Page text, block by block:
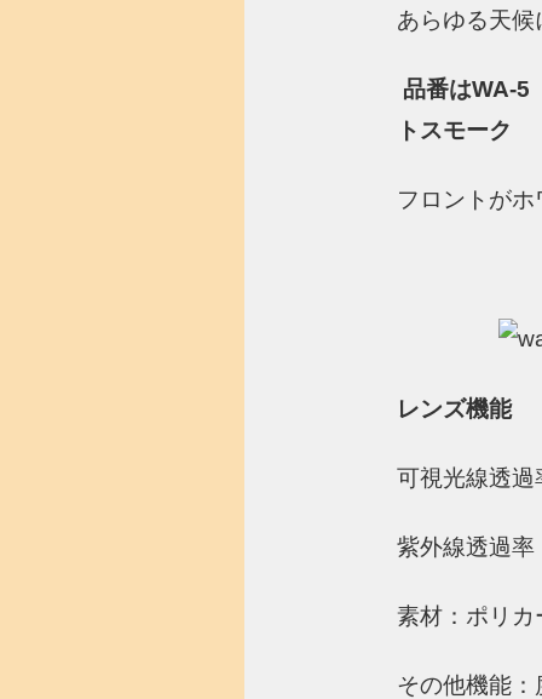
あらゆる天
品番はWA-5
トスモーク
フロントが
レンズ機能
可視光線透過
紫外線透過率
素材：ポリカ
その他機能